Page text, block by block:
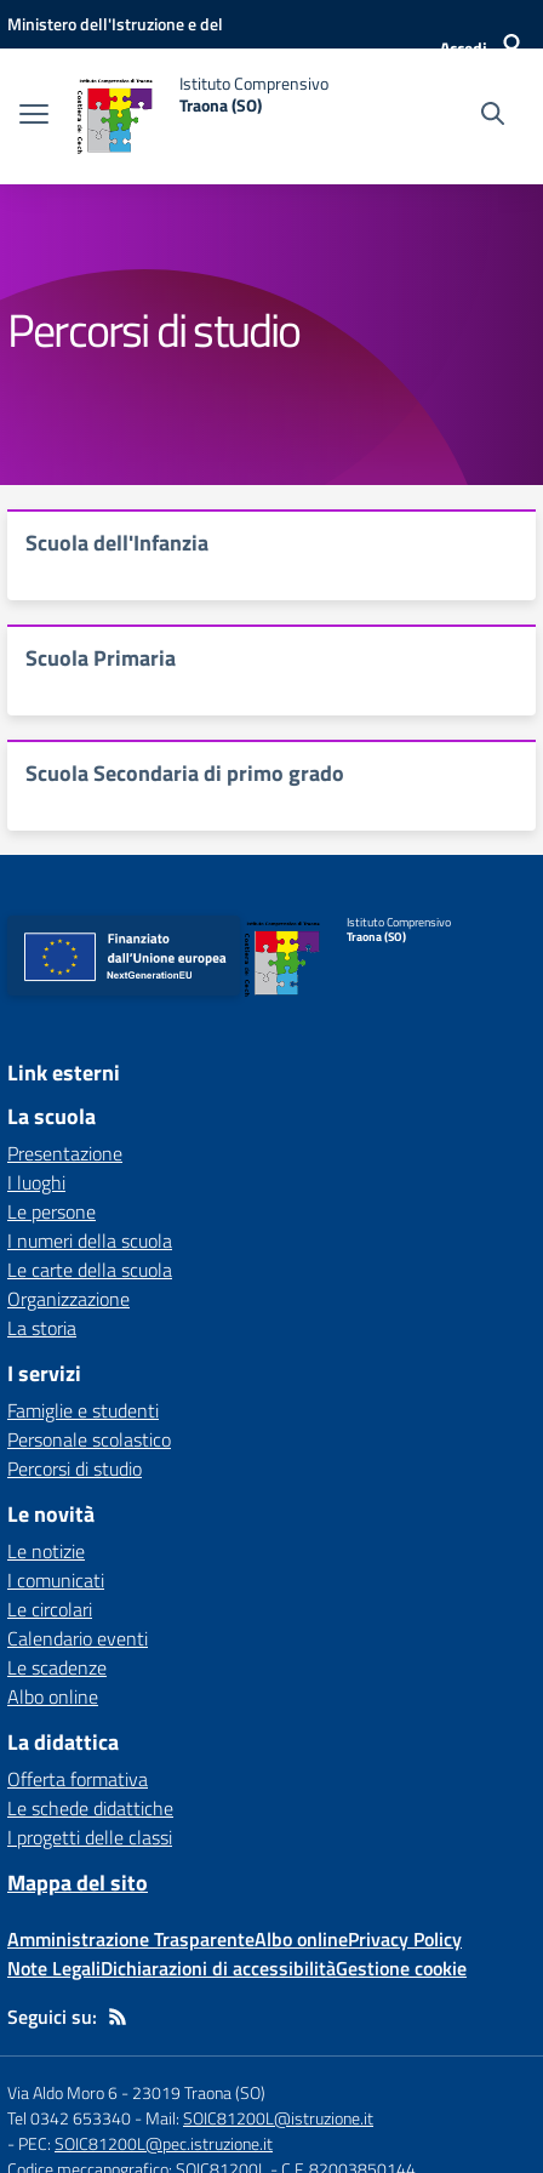
Vai ai contenuti
Vai al menu di navigazione
Vai al footer
Ministero dell'Istruzione e del
Accedi
Istituto Comprensivo
Traona (SO)
Percorsi di studio
Scuola dell'Infanzia
Scuola Primaria
Scuola Secondaria di primo grado
Istituto Comprensivo
Traona (SO)
Link esterni
La scuola
Presentazione
I luoghi
Le persone
I numeri della scuola
Le carte della scuola
Organizzazione
La storia
I servizi
Famiglie e studenti
Personale scolastico
Percorsi di studio
Le novità
Le notizie
I comunicati
Le circolari
Calendario eventi
Le scadenze
Albo online
La didattica
Offerta formativa
Le schede didattiche
I progetti delle classi
Mappa del sito
Amministrazione TrasparenteAlbo onlinePrivacy Policy
Note LegaliDichiarazioni di accessibilitàGestione cookie
Seguici su:
Via Aldo Moro 6-23019 Traona (SO)
Tel 0342 653340- Mail:SOIC81200L@istruzione.it
- PEC:SOIC81200L@pec.istruzione.it